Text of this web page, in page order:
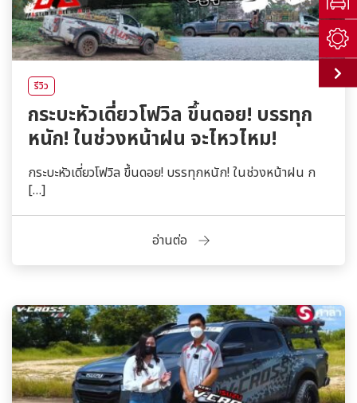
รีวิว
กระบะหัวเดี่ยวโฟวิล ขึ้นดอย! บรรทุก
หนัก! ในช่วงหน้าฝน จะไหวไหม!
กระบะหัวเดี่ยวโฟวิล ขึ้นดอย! บรรทุกหนัก! ในช่วงหน้าฝน ก
[…]
อ่านต่อ